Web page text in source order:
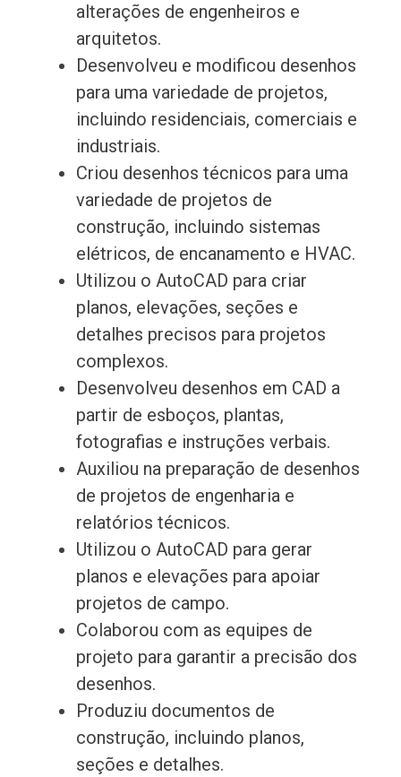
alterações de engenheiros e
arquitetos.
Desenvolveu e modificou desenhos
para uma variedade de projetos,
incluindo residenciais, comerciais e
industriais.
Criou desenhos técnicos para uma
variedade de projetos de
construção, incluindo sistemas
elétricos, de encanamento e HVAC.
Utilizou o AutoCAD para criar
planos, elevações, seções e
detalhes precisos para projetos
complexos.
Desenvolveu desenhos em CAD a
partir de esboços, plantas,
fotografias e instruções verbais.
Auxiliou na preparação de desenhos
de projetos de engenharia e
relatórios técnicos.
Utilizou o AutoCAD para gerar
planos e elevações para apoiar
projetos de campo.
Colaborou com as equipes de
projeto para garantir a precisão dos
desenhos.
Produziu documentos de
construção, incluindo planos,
seções e detalhes.